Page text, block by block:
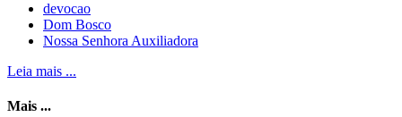
devocao
Dom Bosco
Nossa Senhora Auxiliadora
Leia mais ...
Mais ...